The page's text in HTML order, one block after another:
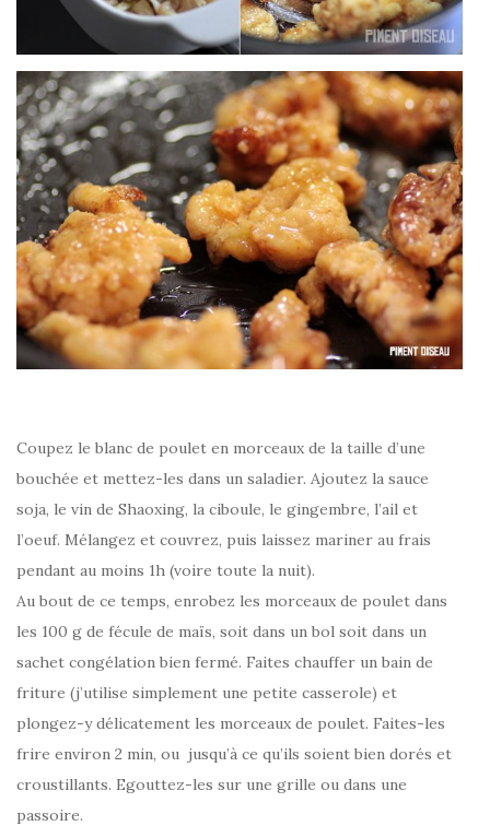
Coupez le blanc de poulet en morceaux de la taille d’une
bouchée et mettez-les dans un saladier. Ajoutez la sauce
soja, le vin de Shaoxing, la ciboule, le gingembre, l’ail et
l’oeuf. Mélangez et couvrez, puis laissez mariner au frais
pendant au moins 1h (voire toute la nuit).
Au bout de ce temps, enrobez les morceaux de poulet dans
les 100 g de fécule de maïs, soit dans un bol soit dans un
sachet congélation bien fermé. Faites chauffer un bain de
friture (j’utilise simplement une petite casserole) et
plongez-y délicatement les morceaux de poulet. Faites-les
frire environ 2 min, ou jusqu’à ce qu’ils soient bien dorés et
croustillants. Egouttez-les sur une grille ou dans une
passoire.